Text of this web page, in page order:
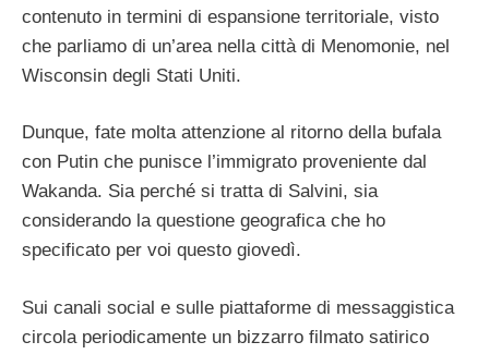
contenuto in termini di espansione territoriale, visto
che parliamo di un’area nella città di Menomonie, nel
Wisconsin degli Stati Uniti.
Dunque, fate molta attenzione al ritorno della bufala
con Putin che punisce l’immigrato proveniente dal
Wakanda. Sia perché si tratta di Salvini, sia
considerando la questione geografica che ho
specificato per voi questo giovedì.
Sui canali social e sulle piattaforme di messaggistica
circola periodicamente un bizzarro filmato satirico